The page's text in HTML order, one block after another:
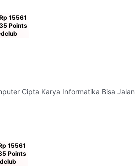
15561
Points
Cipta Karya Informatika Bisa
15561
Points